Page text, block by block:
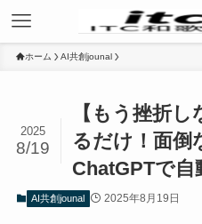
ホーム AI共創jounal
【もう挫折
るだけ！面倒
ChatGPTで自
2025
8/19
AI共創jounal 2025年8月19日